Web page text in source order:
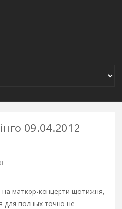
09.04.2012
маткор-концерти щотижня,
для полных точно не